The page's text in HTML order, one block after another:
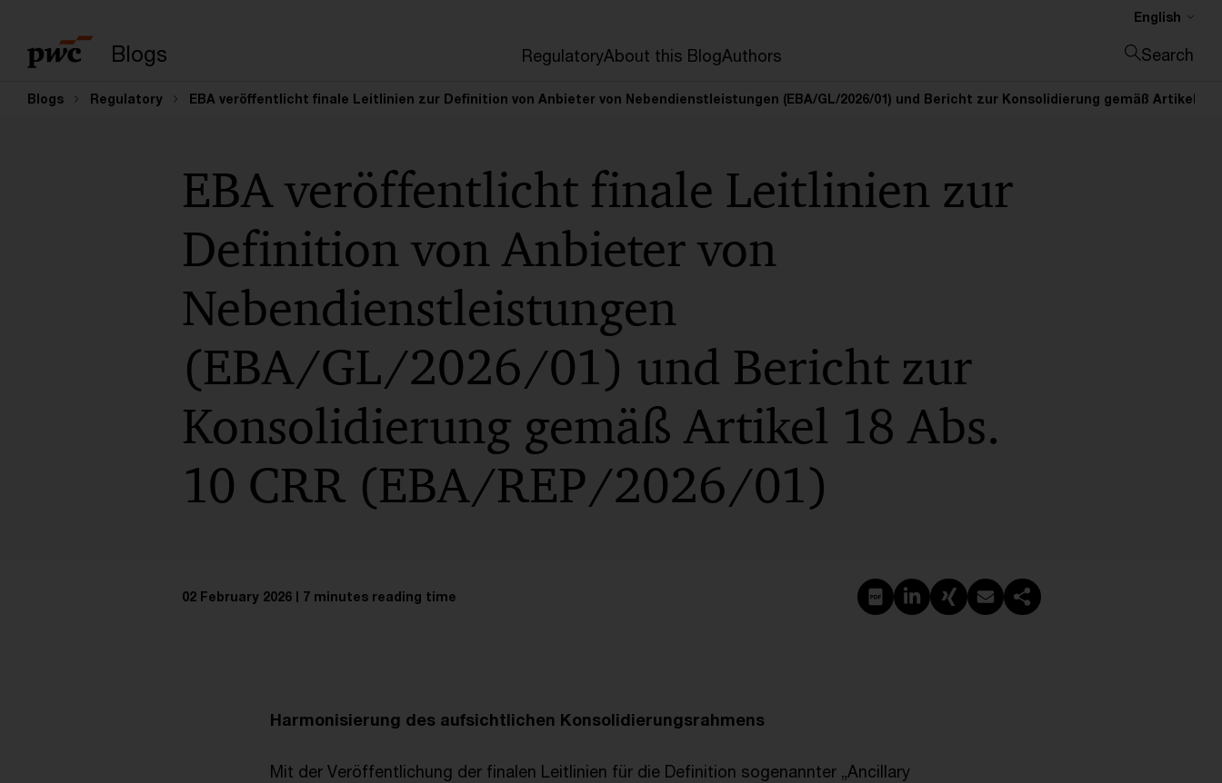
Blogs RegulatoryAbout this BlogAuthors
English
Search
Blogs Regulatory EBA veröffentlicht finale Leitlinien zur Definition von Anbieter von Nebendienstleistungen (EBA/GL/2026/01) und Bericht zur Konsolidierung gemäß Artikel 18
EBA veröffentlicht finale Leitlinien zur
Definition von Anbieter von
Nebendienstleistungen
(EBA/GL/2026/01) und Bericht zur
Konsolidierung gemäß Artikel 18 Abs.
10 CRR (EBA/REP/2026/01)
02 February 2026 7 minutes reading time Create PDF
Share on LinkedIn
Share on Xing
Share via email
Copy link
Harmonisierung des aufsichtlichen Konsolidierungsrahmens
Mit der Veröffentlichung der finalen Leitlinien für die Definition sogenannter „Ancillary